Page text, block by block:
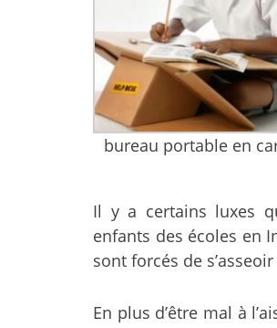
bureau portable en
Il y a certains luxes
enfants des écoles en
sont forcés de
En plus d’être mal à